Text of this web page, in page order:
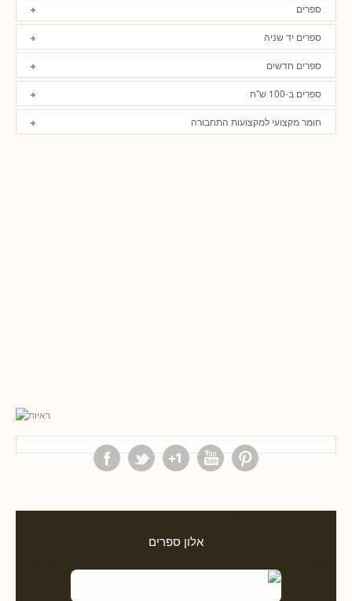
ספרים
ספרים יד שניה
ספרים חדשים
ספרים ב-100 ש"ח
חומר מקצועי למקצועות התחבורה
אלון ספרים